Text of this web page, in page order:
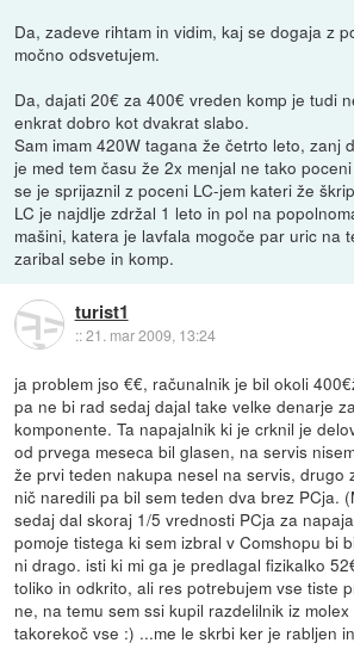
Da, zadeve rihtam in vidim, kaj se dogaja z
močno odsvetujem.
Da, dajati 20€ za 400€ vreden komp je tudi
enkrat dobro kot dvakrat slabo.
Sam imam 420W tagana že četrto leto, zanj
je med tem času že 2x menjal ne tako
se je sprijaznil z poceni LC-jem kateri že
LC je najdlje zdržal 1 leto in pol na
mašini, katera je lavfala mogoče par uric na
zaribal sebe in komp.
turist1
::21. mar 2009, 13:24
ja problem jso €€, računalnik je bil okoli
pa ne bi rad sedaj dajal take velke denarje
komponente. Ta napajalnik ki je crknil je
od prvega meseca bil glasen, na servis
že prvi teden nakupa nesel na servis, drugo
nič naredili pa bil sem teden dva brez PCja.
sedaj dal skoraj 1/5 vrednosti PCja za
pomoje tistega ki sem izbral v Comshopu bi
ni drago. isti ki mi ga je predlagal fizikalko
toliko in odkrito, ali res potrebujem vse tiste
ne, na temu sem ssi kupil razdelilnik iz
takorekoč vse :) ...me le skrbi ker je rabljen